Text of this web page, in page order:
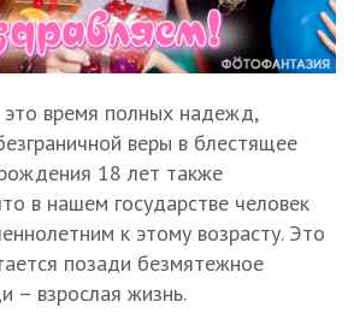
время полных надежд,
веры в блестящее
18 лет также
в нашем государстве человек
к этому возрасту. Это
позади безмятежное
– взрослая жизнь.